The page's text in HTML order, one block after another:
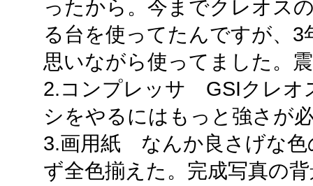
ったから。今までクレオス
る台を使ってたんですが、
思いながら使ってました。
2.コンプレッサ GSIクレオ
シをやるにはもっと強さが
3.画用紙 なんか良さげな色
ず全色揃えた。完成写真の